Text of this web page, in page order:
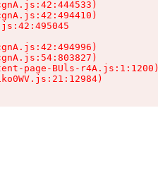
page-BUls-r4A.js:1:1200)